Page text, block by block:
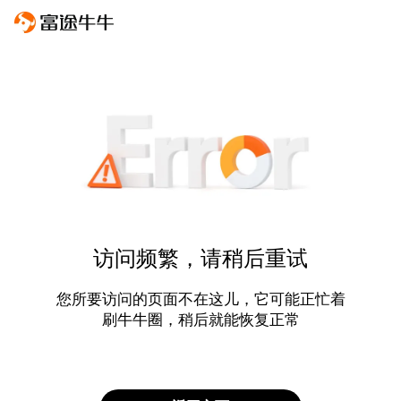
访问频繁，请稍后重试
您所要访问的页面不在这儿，它可能正忙着
刷牛牛圈，稍后就能恢复正常